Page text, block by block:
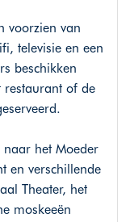
voorzien van
televisie en een
beschikken
restaurant of de
het Moeder
en verschillende
Theater, het
moskeeën